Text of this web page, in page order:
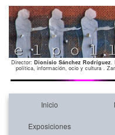
Director: Dionisio Sánchez Rodríguez.
política, información, ocio y cultura .
Inicio
Exposiciones